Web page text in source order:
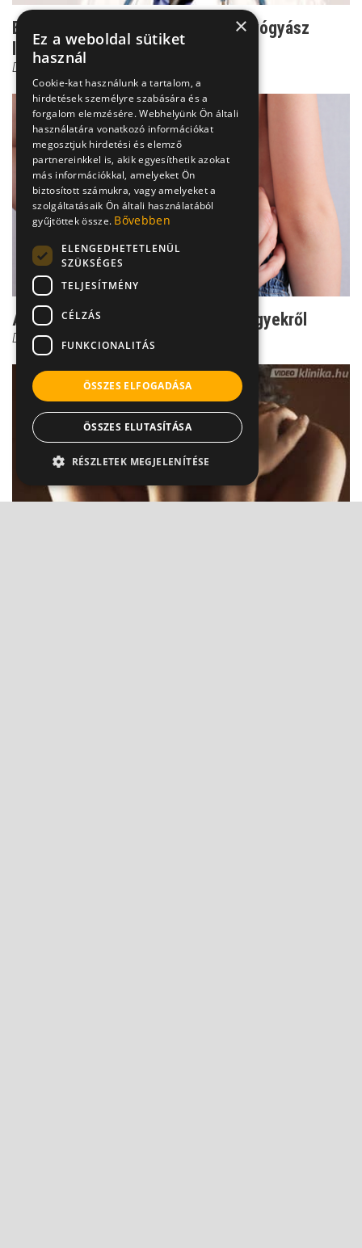
Ezt mondaná Dr. Csernus, ha bőrgyógyász
lenne!
Dr. Horváth Béla
Az 5 leggyakoribb tévhit az anyajegyekről
Dr. Horváth Béla
×
Ez a weboldal sütiket
használ
Cookie-kat használunk a tartalom, a
hirdetések személyre szabására és a
forgalom elemzésére. Webhelyünk Ön általi
használatára vonatkozó információkat
megosztjuk hirdetési és elemző
partnereinkkel is, akik egyesíthetik azokat
más információkkal, amelyeket Ön
biztosított számukra, vagy amelyeket a
szolgáltatásaik Ön általi használatából
gyűjtöttek össze. Bővebben
ELENGEDHETETLENÜL
SZÜKSÉGES
TELJESÍTMÉNY
CÉLZÁS
FUNKCIONALITÁS
ÖSSZES ELFOGADÁSA
ÖSSZES ELUTASÍTÁSA
RÉSZLETEK MEGJELENÍTÉSE